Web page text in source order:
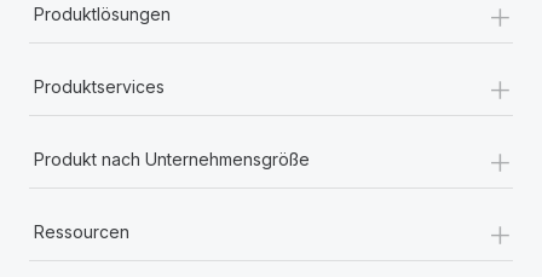
Produktlösungen +
Produktservices +
Produkt nach Unternehmensgröße +
Ressourcen +